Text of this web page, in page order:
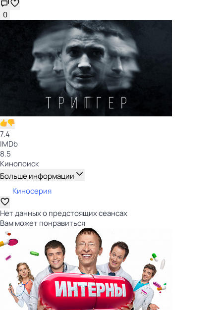
0
7.4
IMDb
8.5
Кинопоиск
Больше информации
Киносерия
Нет данных о предстоящих сеансах
Вам может понравиться